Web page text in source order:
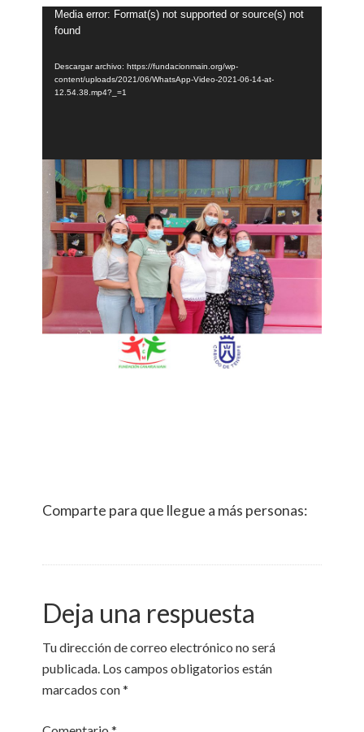
Reproductor
de
Media error: Format(s) not supported or source(s) not
found
Descargar archivo: https://fundacionmain.org/wp-
content/uploads/2021/06/WhatsApp-Video-2021-06-14-at-
12.54.38.mp4?_=1
Comparte para que llegue a más personas:
Deja una respuesta
Tu dirección de correo electrónico no será
publicada. Los campos obligatorios están
marcados con*